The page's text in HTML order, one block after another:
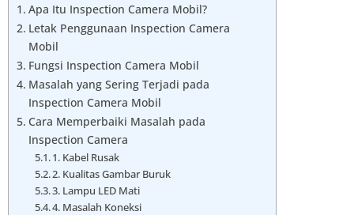
Apa Itu Inspection Camera Mobil?
Letak Penggunaan Inspection Camera
Mobil
Fungsi Inspection Camera Mobil
Masalah yang Sering Terjadi pada
Inspection Camera Mobil
Cara Memperbaiki Masalah pada
Inspection Camera
1. Kabel Rusak
2. Kualitas Gambar Buruk
3. Lampu LED Mati
4. Masalah Koneksi